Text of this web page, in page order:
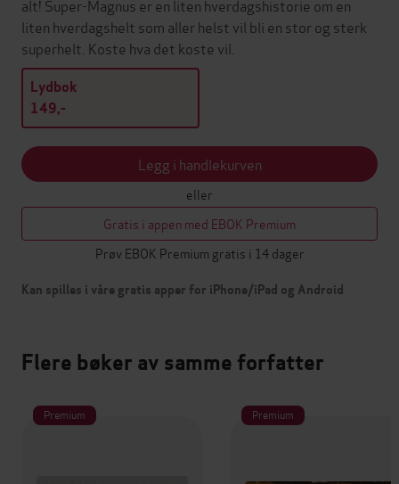
alt! Super-Magnus er en liten hverdagshistorie om en
liten hverdagshelt som aller helst vil bli en stor og sterk
superhelt. Koste hva det koste vil.
Lydbok
149,-
Legg i handlekurven
eller
Gratis i appen med EBOK Premium
Prøv EBOK Premium gratis i 14 dager
Kan spilles i våre gratis apper for iPhone/iPad og Android
Flere bøker av samme forfatter
Premium Premium